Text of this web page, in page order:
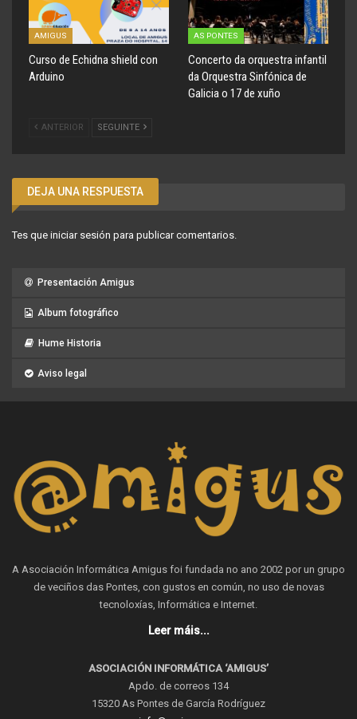
AMIGUS
Curso de Echidna shield con
Arduino
AS PONTES
Concerto da orquestra infantil
da Orquestra Sinfónica de
Galicia o 17 de xuño
ANTERIOR SEGUINTE
DEJA UNA RESPUESTA
Tes que iniciar sesión para publicar comentarios.
Presentación Amigus
Album fotográfico
Hume Historia
Aviso legal
A Asociación Informática Amigus foi fundada no ano 2002 por un grupo
de veciños das Pontes, con gustos en común, no uso de novas
tecnoloxías, Informática e Internet.
Leer máis...
ASOCIACIÓN INFORMÁTICA ‘AMIGUS’
Apdo. de correos 134
15320 As Pontes de García Rodríguez